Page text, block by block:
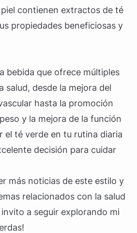
contienen extractos de té
propiedades beneficiosas y
bebida que ofrece múltiples
salud, desde la mejora del
hasta la promoción
y la mejora de la función
el té verde en tu rutina diaria
decisión para cuidar
más noticias de este estilo y
relacionados con la salud
a seguir explorando mi